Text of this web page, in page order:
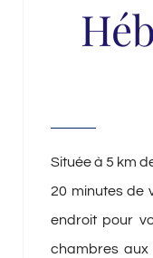
Située à 5 km
20 minutes de
endroit pour
chambres aux